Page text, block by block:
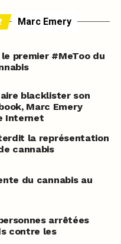
Marc Emery
premier #MeToo du
blacklister son
Marc Emery
Internet
la représentation
cannabis
du cannabis au
arrêtées
contre les